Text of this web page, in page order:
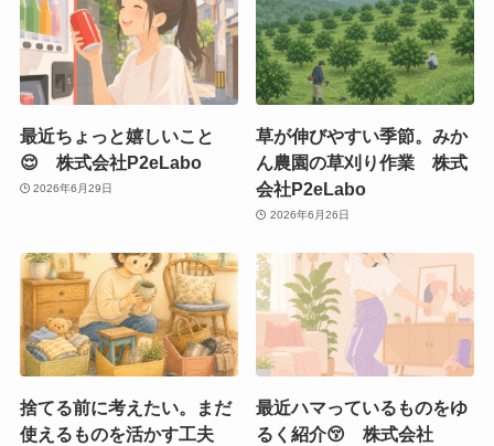
最近ちょっと嬉しいこと
😌 株式会社P2eLabo
2026年6月29日
草が伸びやすい季節。みか
ん農園の草刈り作業 株式
会社P2eLabo
2026年6月26日
捨てる前に考えたい。まだ
使えるものを活かす工夫
最近ハマっているものをゆ
るく紹介😚 株式会社